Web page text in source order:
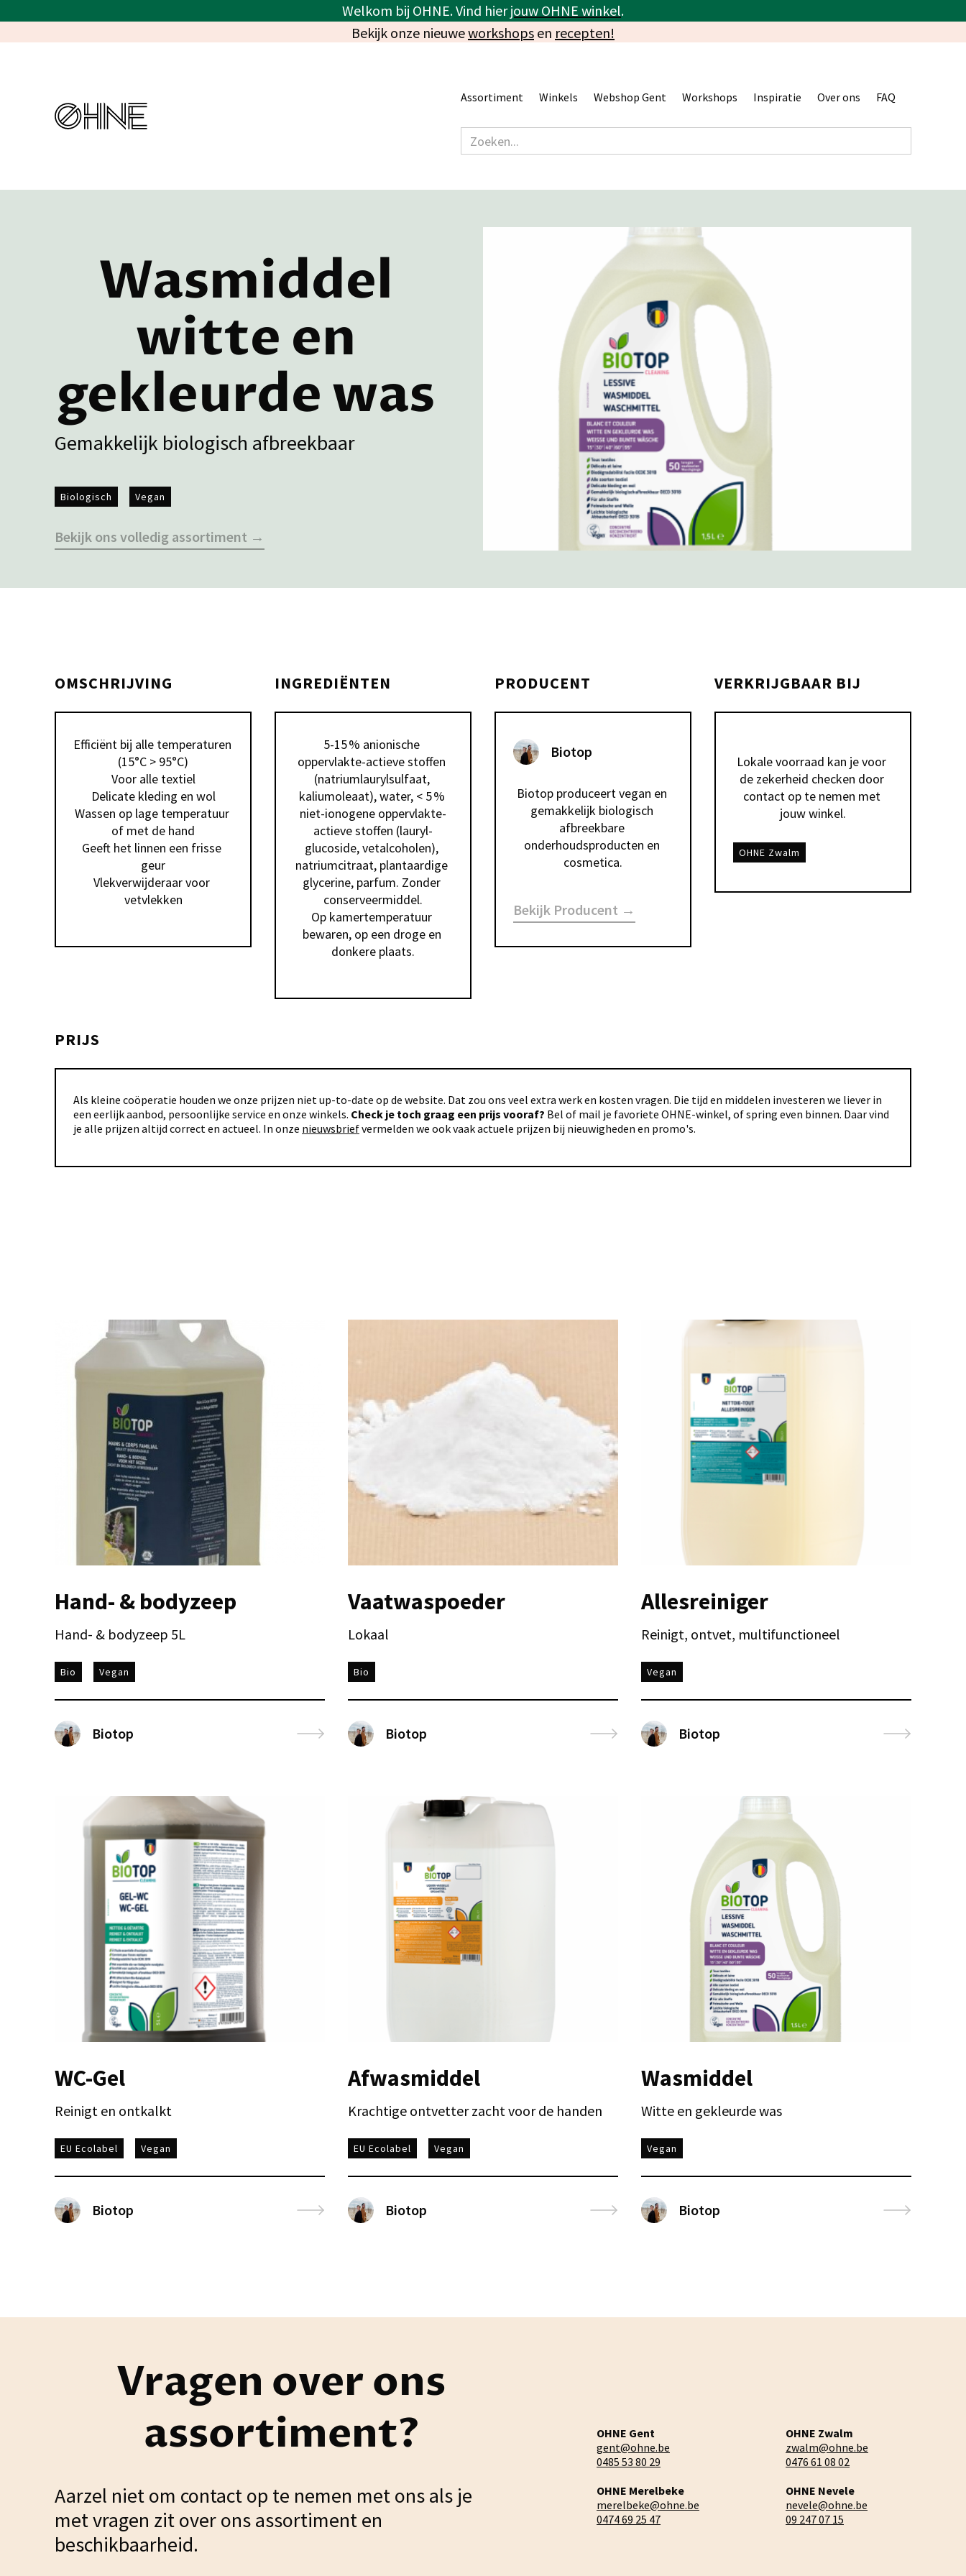
Welkom bij OHNE. Vind hierjouw OHNE winkel.
Bekijk onze nieuweworkshops en recepten!
Assortiment Winkels Webshop Gent Workshops Inspiratie Over ons FAQ
Wasmiddel
witte en
gekleurde was
Gemakkelijk biologisch afbreekbaar
Biologisch Vegan
Bekijk ons volledig assortiment →
OMSCHRIJVING
Efficiënt bij alle temperaturen
(15°C > 95°C)
Voor alle textiel
Delicate kleding en wol
Wassen op lage temperatuur
of met de hand
Geeft het linnen een frisse
geur
Vlekverwijderaar voor
vetvlekken
INGREDIËNTEN
5-15 % anionische
oppervlakte-actieve stoffen
(natriumlaurylsulfaat,
kaliumoleaat), water, < 5 %
niet-ionogene oppervlakte-
actieve stoffen (lauryl-
glucoside, vetalcoholen),
natriumcitraat, plantaardige
glycerine, parfum. Zonder
conserveermiddel.
Op kamertemperatuur
bewaren, op een droge en
donkere plaats.
PRODUCENT
Biotop
Biotop produceert vegan en
gemakkelijk biologisch
afbreekbare
onderhoudsproducten en
cosmetica.
Bekijk Producent →
VERKRIJGBAAR BIJ
Lokale voorraad kan je voor
de zekerheid checken door
contact op te nemen met
jouw winkel.
OHNE Zwalm
PRIJS
Als kleine coöperatie houden we onze prijzen niet up-to-date op de website. Dat zou ons veel extra werk en kosten vragen. Die tijd en middelen investeren we liever in
een eerlijk aanbod, persoonlijke service en onze winkels. Check je toch graag een prijs vooraf? Bel of mail je favoriete OHNE-winkel, of spring even binnen. Daar vind
je alle prijzen altijd correct en actueel. In onze nieuwsbriefvermelden we ook vaak actuele prijzen bij nieuwigheden en promo's.
Hand- & bodyzeep
Hand- & bodyzeep 5L
Bio Vegan
Biotop
Vaatwaspoeder
Lokaal
Bio
Biotop
Allesreiniger
Reinigt, ontvet, multifunctioneel
Vegan
Biotop
WC-Gel
Reinigt en ontkalkt
EU Ecolabel Vegan
Biotop
Afwasmiddel
Krachtige ontvetter zacht voor de handen
EU Ecolabel Vegan
Biotop
Wasmiddel
Witte en gekleurde was
Vegan
Biotop
Vragen over ons
assortiment?
Aarzel niet om contact op te nemen met ons als je
met vragen zit over ons assortiment en
beschikbaarheid.
OHNE Gent
gent@ohne.be
0485 53 80 29
OHNE Merelbeke
merelbeke@ohne.be
0474 69 25 47
OHNE Zwalm
zwalm@ohne.be
0476 61 08 02
OHNE Nevele
nevele@ohne.be
09 247 07 15